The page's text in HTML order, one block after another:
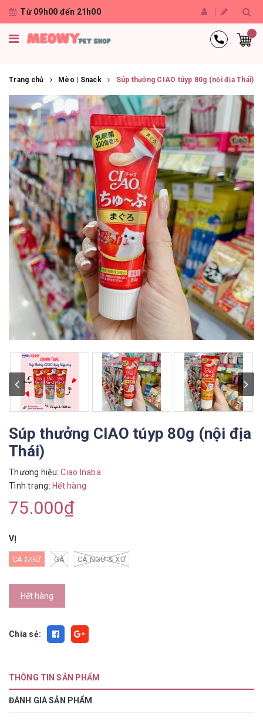
Từ 09h00 đến 21h00
Trang chủ Mèo | Snack Súp thưởng CIAO túyp 80g (nội địa Thái)
Súp thưởng CIAO túyp 80g (nội địa
Thái)
Thương hiệu: Ciao Inaba
Tình trạng: Hết hàng
75.000₫
VỊ
CÁ NGỪ GÀ CÁ NGỪ & XƠ
Hết hàng
Chia sẻ:
THÔNG TIN SẢN PHẨM
ĐÁNH GIÁ SẢN PHẨM